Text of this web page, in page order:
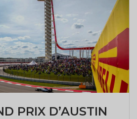
PRIX D’AUSTIN